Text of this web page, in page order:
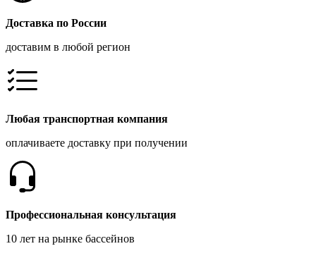
Доставка по России
доставим в любой регион
Любая транспортная компания
оплачиваете доставку при получении
Профессиональная консультация
10 лет на рынке бассейнов